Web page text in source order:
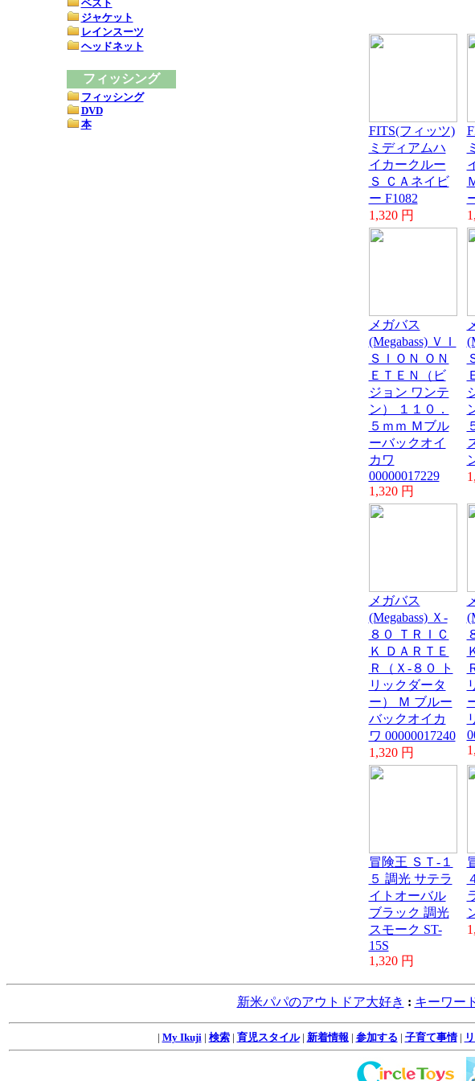
ベスト
ジャケット
レインスーツ
ヘッドネット
フィッシング
フィッシング
DVD
本
FITS(フィッツ)
ミディアムハ
イカークルー
Ｓ ＣＡネイビ
ー F1082
1,320 円
メガバス
(Megabass) ＶＩ
ＳＩＯＮ ＯＮ
ＥＴＥＮ（ビ
ジョン ワンテ
ン） １１０．
５ｍｍ Ｍブル
ーバックオイ
カワ
00000017229
1,320 円
メガバス
(Megabass) Ｘ-
８０ ＴＲＩＣ
Ｋ ＤＡＲＴＥ
Ｒ（Ｘ-８０ ト
リックダータ
ー） Ｍ ブルー
バックオイカ
ワ 00000017240
1,320 円
冒険王 ＳＴ-１
５ 調光 サテラ
イトオーバル
ブラック 調光
スモーク ST-
15S
1,320 円
新米パパのアウトドア大好き : キーワー
| My Ikuji | 検索| 育児スタイル| 新着情報 | 参加する | 子育て事情|